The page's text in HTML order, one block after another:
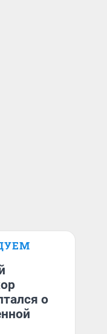
о